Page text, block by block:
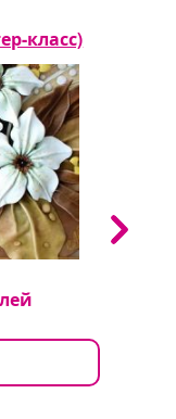
класс)